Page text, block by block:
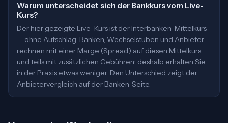
Warum unterscheidet sich der Bankkurs vom Live-
Kurs?
Der hier gezeigte Live-Kurs ist der Interbanken-Mittelkurs
— ohne Aufschlag. Banken, Wechselstuben und Anbieter
rechnen mit einer Marge (Spread) auf diesen Mittelkurs
und teils mit zusätzlichen Gebühren; deshalb erhalten Sie
in der Praxis etwas weniger. Den Unterschied zeigt der
Anbietervergleich auf der Banken-Seite.